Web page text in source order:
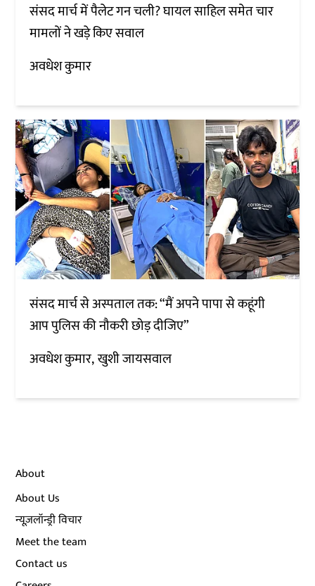
संसद मार्च में पैलेट गन चली? घायल साहिल समेत चार
मामलों ने खड़े किए सवाल
अवधेश कुमार
संसद मार्च से अस्पताल तक: “मैं अपने पापा से कहूंगी
आप पुलिस की नौकरी छोड़ दीजिए”
अवधेश कुमार खुशी जायसवाल
About
About Us
न्यूज़लॉन्ड्री विचार
Meet the team
Contact us